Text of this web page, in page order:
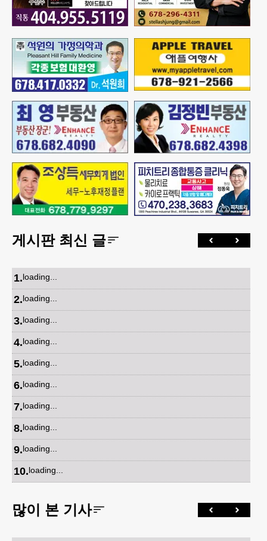
게시판 최신 글
1.loading...
2.loading...
3.loading...
4.loading...
5.loading...
6.loading...
7.loading...
8.loading...
9.loading...
10.loading...
많이 본 기사